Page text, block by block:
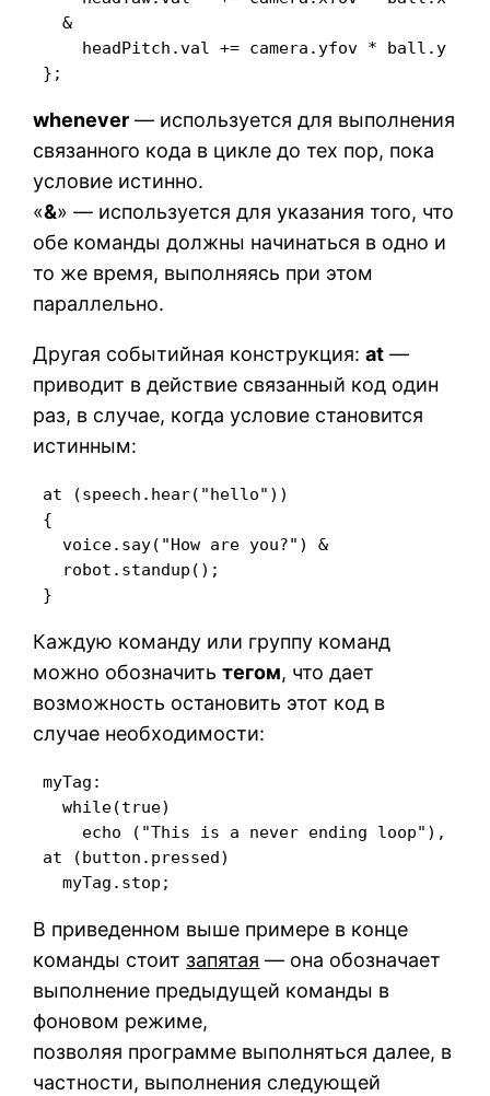
   &
     headPitch.val += camera.yfov * ball.y
whenever — используется для выполнения
связанного кода в цикле до тех пор, пока
условие истинно.
«&» — используется для указания того, что
обе команды должны начинаться в одно и
то же время, выполняясь при этом
параллельно.
Другая событийная конструкция:at —
приводит в действие связанный код один
раз, в случае, когда условие становится
истинным:
at (speech.hear("hello"))
{
   voice.say("How are you?") &
   robot.standup();
}
Каждую команду или группу команд
можно обозначитьтегом, что дает
возможность остановить этот код в
случае необходимости:
myTag:
   while(true)
     echo ("This is a never ending loop"),
at (button.pressed)
   myTag.stop;
В приведенном выше примере в конце
команды стоит запятая — она обозначает
выполнение предыдущей команды в
фоновом режиме,
позволяя программе выполняться далее, в
частности, выполнения следующей